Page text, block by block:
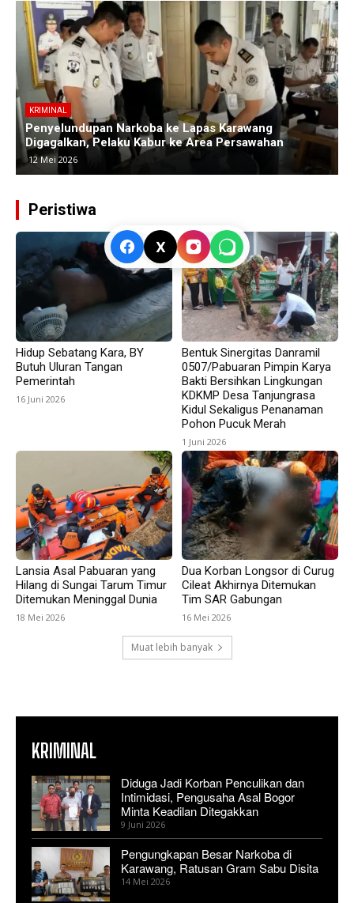
KRIMINAL
Polres Subang Ungkap Kasus Curas Sadis di Ciasem,
Pelaku Bacok Korban hingga Luka Parah
30 April 2026
Peristiwa
Hidup Sebatang Kara, BY
Butuh Uluran Tangan
Pemerintah
16 Juni 2026
Bentuk Sinergitas Danramil
0507/Pabuaran Pimpin Karya
Bakti Bersihkan Lingkungan
KDKMP Desa Tanjungrasa
Kidul Sekaligus Penanaman
Pohon Pucuk Merah
1 Juni 2026
Lansia Asal Pabuaran yang
Hilang di Sungai Tarum Timur
Ditemukan Meninggal Dunia
18 Mei 2026
Dua Korban Longsor di Curug
Cileat Akhirnya Ditemukan
Tim SAR Gabungan
16 Mei 2026
Muat lebih banyak
KRIMINAL
Diduga Jadi Korban Penculikan dan
Intimidasi, Pengusaha Asal Bogor
Minta Keadilan Ditegakkan
9 Juni 2026
Pengungkapan Besar Narkoba di
Karawang, Ratusan Gram Sabu Disita
14 Mei 2026
X